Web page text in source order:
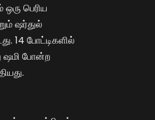
பெரிய
ஷர்துல்
14 போட்டிகளில்
ஷமி போன்ற